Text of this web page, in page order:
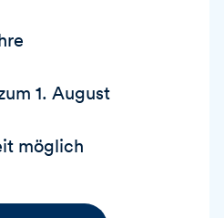
1. August
möglich